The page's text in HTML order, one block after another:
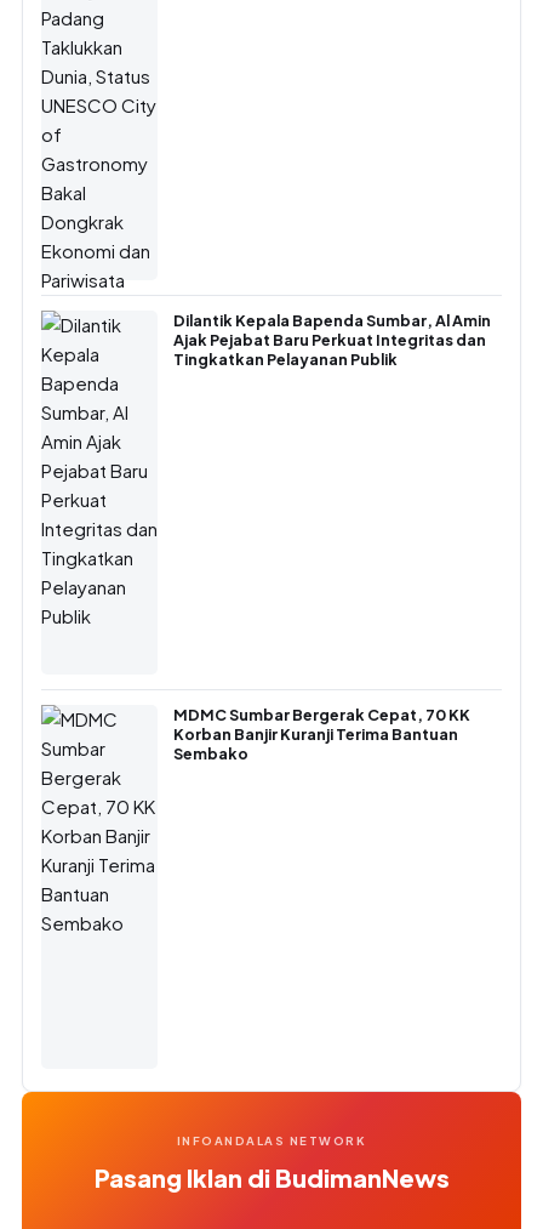
Dilantik Kepala Bapenda Sumbar, Al Amin
Ajak Pejabat Baru Perkuat Integritas dan
Tingkatkan Pelayanan Publik
MDMC Sumbar Bergerak Cepat, 70 KK
Korban Banjir Kuranji Terima Bantuan
Sembako
INFOANDALAS NETWORK
Pasang Iklan di BudimanNews